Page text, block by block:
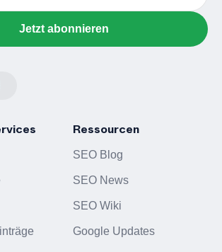
Jetzt abonnieren
Ressourcen
SEO Blog
SEO News
SEO Wiki
Google Updates